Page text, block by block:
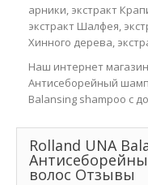
арники, экстракт
экстракт Шалфея,
Хинного дерева,
Наш интернет
Антисеборейный
Balansing shampoo с
Rolland UNA
волос Отзывы